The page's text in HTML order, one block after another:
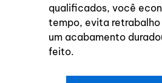
qualificados, você
tempo, evita retrabalho
um acabamento
feito.